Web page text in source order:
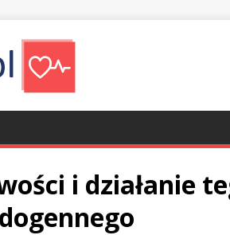
i działanie